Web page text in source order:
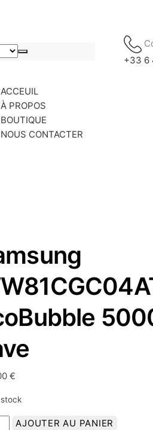
+33 6
ACCEUIL
À PROPOS
BOUTIQUE
NOUS CONTACTER
€
AJOUTER AU PANIER